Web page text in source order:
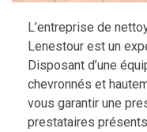
L’entreprise de
Lenestour est un
Disposant d’une
chevronnés et
vous garantir une
prestataires